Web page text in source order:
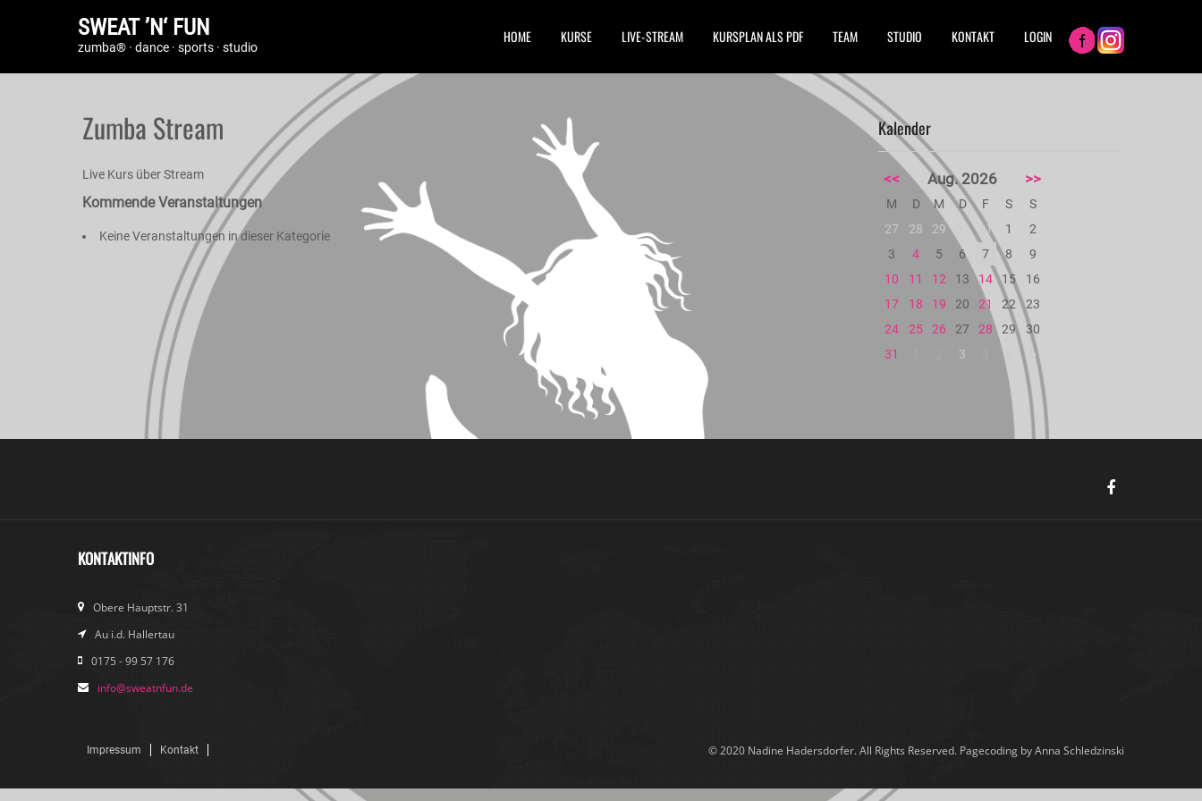
SWEAT ’N‘ FUN
zumba® · dance · sports · studio
HOME KURSE LIVE-STREAM KURSPLAN ALS PDF TEAM STUDIO KONTAKT LOGIN
Zumba Stream
Live Kurs über Stream
Kommende Veranstaltungen
Keine Veranstaltungen in dieser Kategorie
Kalender
<< Aug. 2026 >>
M D M D F S
S
27
28 29 30 31 1
2
3
4 5 6 7 8
9
10
11 12 13 14 15
16
17
18 19 20 21 22
23
24
25 26 27 28 29
30
31
3 6
KONTAKTINFO
Obere Hauptstr. 31
Au i.d. Hallertau
0175 - 99 57 176
info@sweatnfun.de
Impressum Kontakt © 2020 Nadine Hadersdorfer. All Rights Reserved. Pagecoding by Anna Schledzinski